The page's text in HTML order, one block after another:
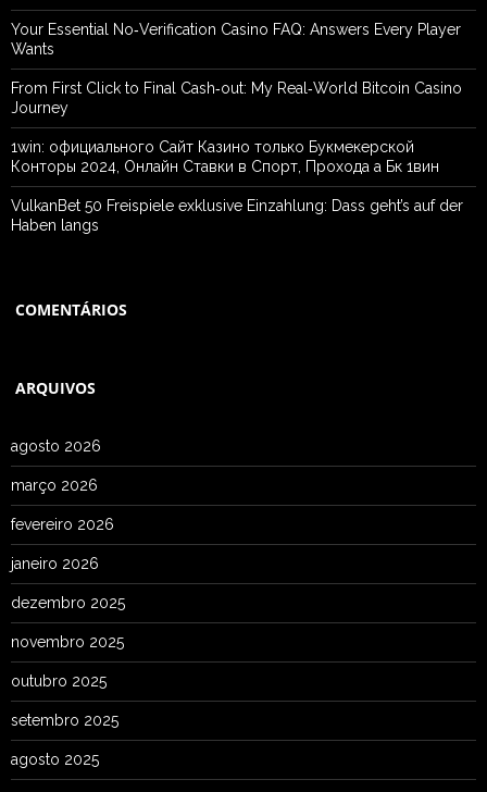
Your Essential No‑Verification Casino FAQ: Answers Every Player
Wants
From First Click to Final Cash‑out: My Real‑World Bitcoin Casino
Journey
1win: официального Сайт Казино только Букмекерской
Конторы 2024, Онлайн Ставки в Спорт, Прохода а Бк 1вин
VulkanBet 50 Freispiele exklusive Einzahlung: Dass geht’s auf der
Haben langs
COMENTÁRIOS
ARQUIVOS
agosto 2026
março 2026
fevereiro 2026
janeiro 2026
dezembro 2025
novembro 2025
outubro 2025
setembro 2025
agosto 2025